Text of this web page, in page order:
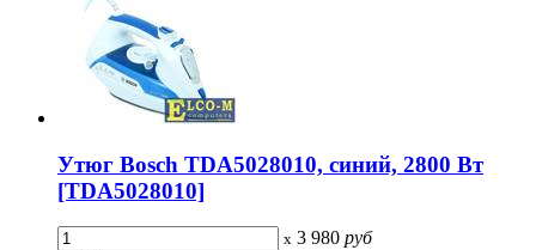
Утюг Bosch TDA5028010, синий, 2800 Вт
[TDA5028010]
x 3 980 руб